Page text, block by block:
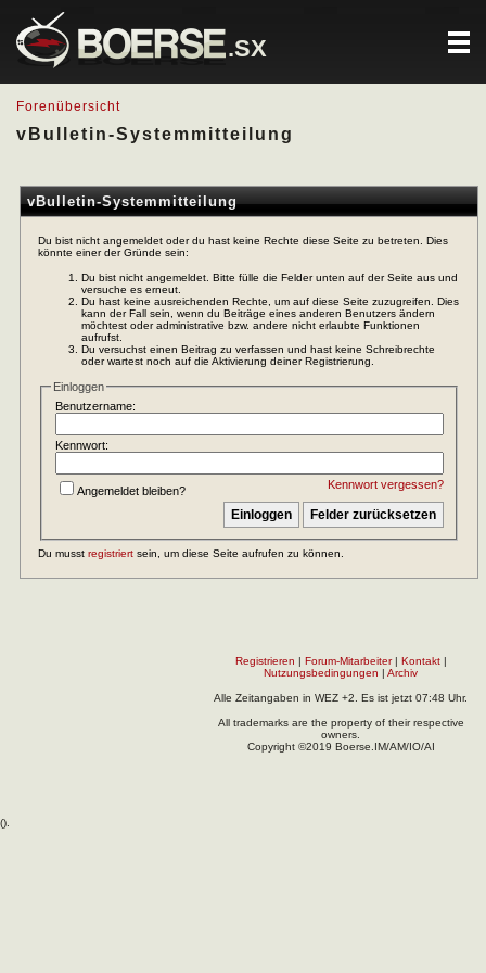
.SX
Forenübersicht
vBulletin-Systemmitteilung
vBulletin-Systemmitteilung
Du bist nicht angemeldet oder du hast keine Rechte diese Seite zu betreten. Dies
könnte einer der Gründe sein:
Du bist nicht angemeldet. Bitte fülle die Felder unten auf der Seite aus und
versuche es erneut.
Du hast keine ausreichenden Rechte, um auf diese Seite zuzugreifen. Dies
kann der Fall sein, wenn du Beiträge eines anderen Benutzers ändern
möchtest oder administrative bzw. andere nicht erlaubte Funktionen
aufrufst.
Du versuchst einen Beitrag zu verfassen und hast keine Schreibrechte
oder wartest noch auf die Aktivierung deiner Registrierung.
Einloggen
Benutzername:
Kennwort:
Kennwort vergessen?
Angemeldet bleiben?
Du musst registriert sein, um diese Seite aufrufen zu können.
Registrieren | Forum-Mitarbeiter| Kontakt|
Nutzungsbedingungen | Archiv
Alle Zeitangaben in WEZ +2. Es ist jetzt 07:48 Uhr.
All trademarks are the property of their respective
owners.
Copyright ©2019 Boerse.IM/AM/IO/AI
().